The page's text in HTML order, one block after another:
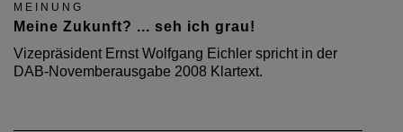
MEINUNG
Meine Zukunft? ... seh ich grau!
Vizepräsident Ernst Wolfgang Eichler spricht in der
DAB-Novemberausgabe 2008 Klartext.